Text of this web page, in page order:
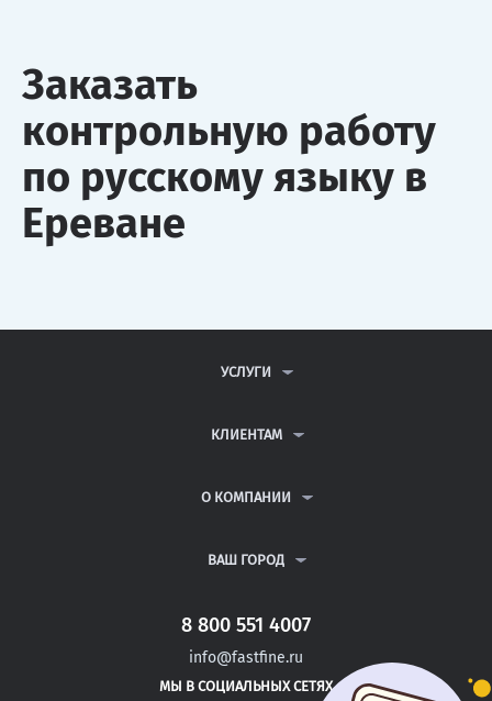
Заказать
контрольную работу
по русскому языку в
Ереване
УСЛУГИ
ДИПЛОМНЫЕ РАБОТЫ
РЕФЕРАТЫ
КЛИЕНТАМ
ВОПРОСЫ И ОТВЕТЫ
ПОЛИТИКА КОНФИДЕНЦИАЛЬНОСТИ
О КОМПАНИИ
КОНТАКТЫ
ВАШ ГОРОД
САНКТ-ПЕТЕРБУРГ
ДУШАНБЕ
ГОЛИЦЫНО
8 800 551 4007
info@fastfine.ru
МЫ В СОЦИАЛЬНЫХ СЕТЯХ